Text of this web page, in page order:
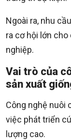
Ngoài ra, nhu
ra cơ hội lớn
nghiệp.
Vai trò của
sản xuất
Công nghệ nuôi
việc phát triển
lượng cao.